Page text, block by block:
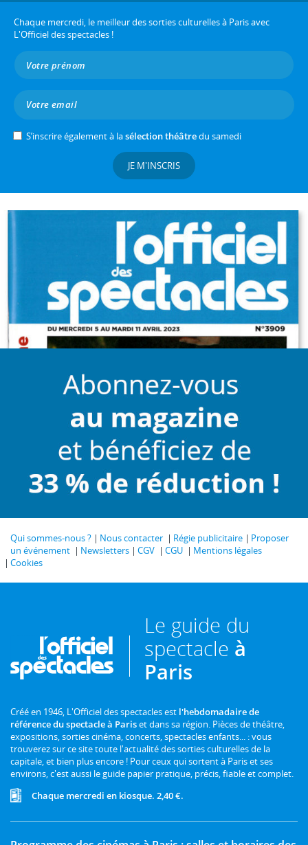
Chaque mercredi, le meilleur des sorties culturelles à Paris avec
L'Officiel des spectacles !
S’inscrire également à lasélection théâtredu samedi
JE M'INSCRIS
Qui sommes-nous ? Nous contacter Régie publicitaire
Proposer
un événement
Newsletters CGV CGU
Mentions légales
Cookies
Le guide du
spectacle à
Paris
Créé en 1946, L'Officiel des spectacles est l'hebdomadaire de
référence du spectacle à Pariset dans sa région. Pièces de théâtre,
expositions, sorties cinéma, concerts, spectacles enfants... : vous
trouverez sur ce site toute l'actualité des sorties culturelles de la
capitale, et bien plus encore ! Pour ceux qui sortent à Paris et ses
environs, c'est aussi le guide papier pratique, précis, fiable et complet.
Chaque mercredi en kiosque. 2,40 €.